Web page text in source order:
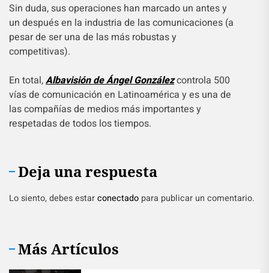
Sin duda, sus operaciones han marcado un antes y
un después en la industria de las comunicaciones (a
pesar de ser una de las más robustas y
competitivas).
En total,Albavisión de Ángel Gonzálezcontrola 500
vías de comunicación en Latinoamérica y es una de
las compañías de medios más importantes y
respetadas de todos los tiempos.
Deja una respuesta
Lo siento, debes estarconectado para publicar un comentario.
Más Artículos